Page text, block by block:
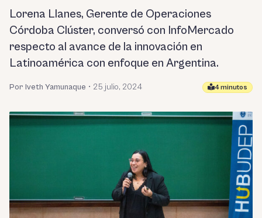
Lorena Llanes, Gerente de Operaciones
Córdoba Clúster, conversó con InfoMercado
respecto al avance de la innovación en
Latinoamérica con enfoque en Argentina.
Por Iveth Yamunaque • 25 julio, 2024 4 minutos